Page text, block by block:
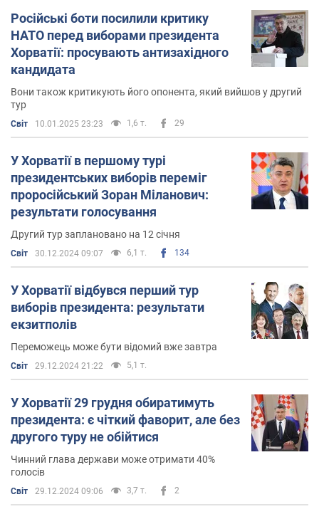
Російські боти посилили критику
НАТО перед виборами президента
Хорватії: просувають антизахідного
кандидата
Вони також критикують його опонента, який вийшов у другий
тур
Світ 10.01.2025 23:23 1,6 т. 29
У Хорватії в першому турі
президентських виборів переміг
проросійський Зоран Міланович:
результати голосування
Другий тур заплановано на 12 січня
Світ 30.12.2024 09:07 6,1 т. 134
У Хорватії відбувся перший тур
виборів президента: результати
екзитполів
Переможець може бути відомий вже завтра
Світ 29.12.2024 21:22 5,1 т.
У Хорватії 29 грудня обиратимуть
президента: є чіткий фаворит, але без
другого туру не обійтися
Чинний глава держави може отримати 40%
голосів
Світ 29.12.2024 09:06 3,7 т. 2